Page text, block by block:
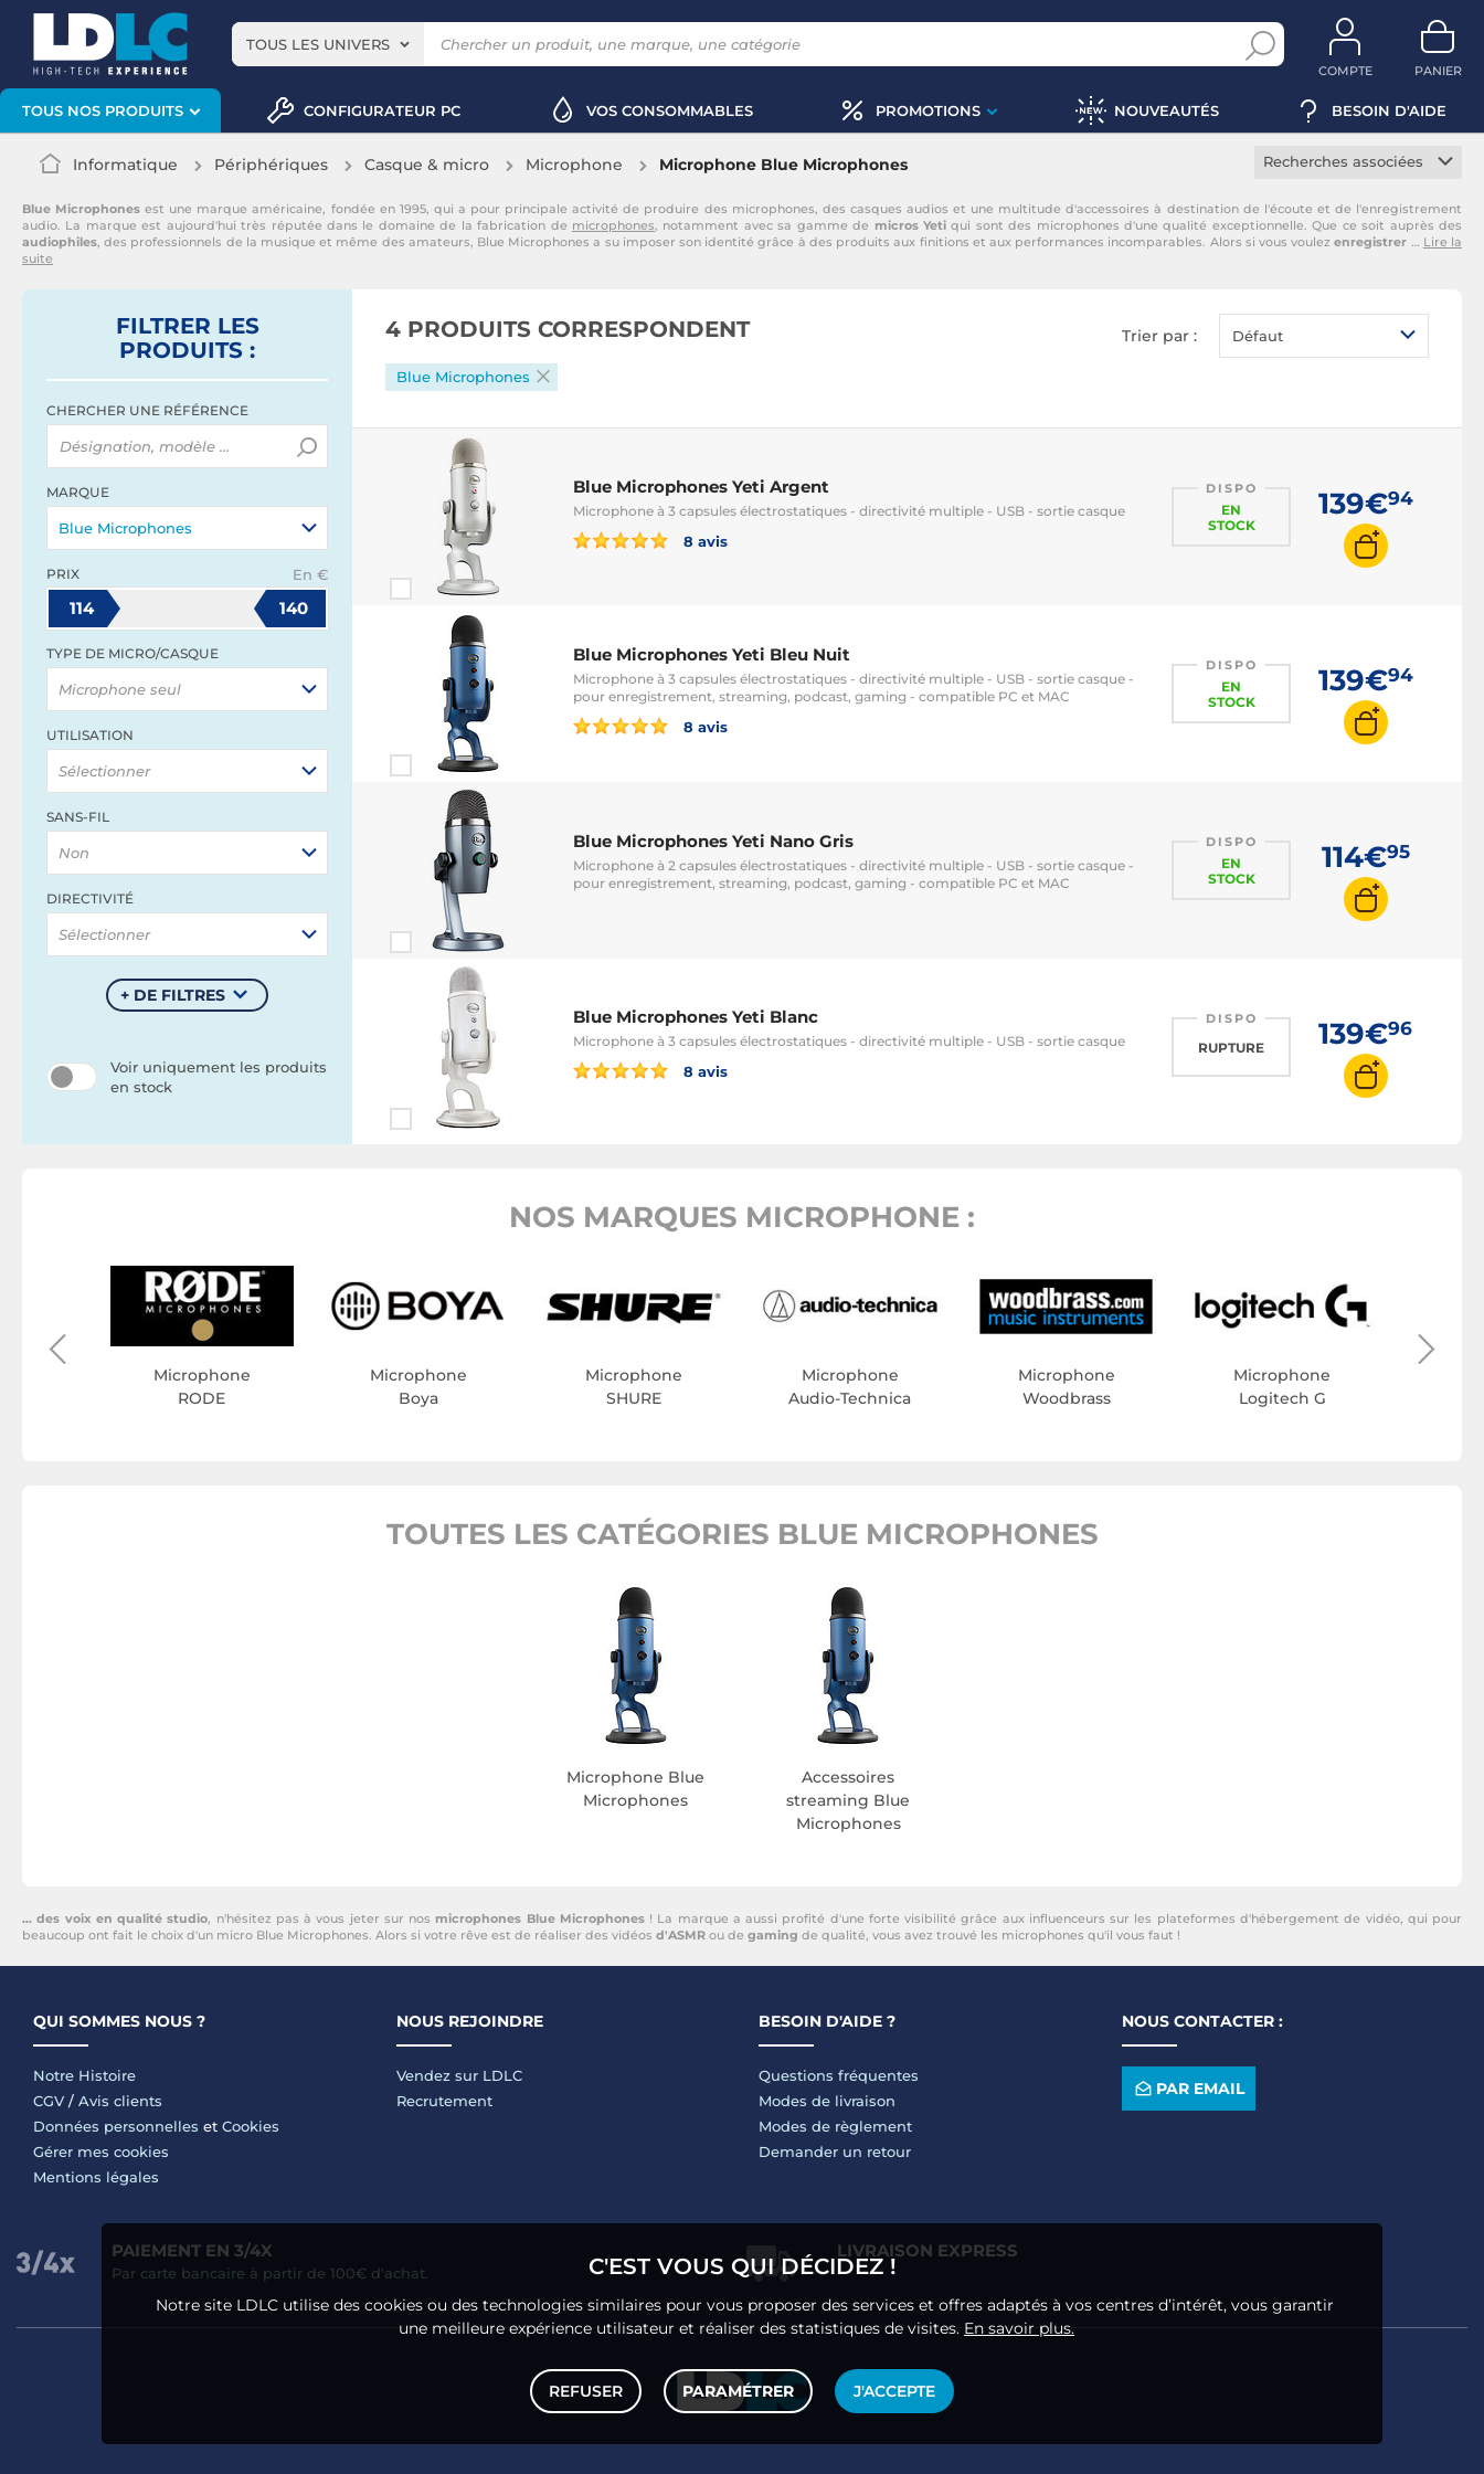
TOUS LES UNIVERS
COMPTE PANIER
TOUS NOS PRODUITS CONFIGURATEUR PC VOS CONSOMMABLES PROMOTIONS NOUVEAUTÉS BESOIN D'AIDE
Informatique Périphériques Casque & micro Microphone Microphone Blue Microphones
Recherches associées
Microphone Hifi
Blue Microphones est une marque américaine, fondée en 1995, qui a pour principale activité de produire des microphones, des casques audios et une multitude d'accessoires à destination de l'écoute et de l'enregistrement
audio. La marque est aujourd'hui très réputée dans le domaine de la fabrication de microphones, notamment avec sa gamme de micros Yetiqui sont des microphones d'une qualité exceptionnelle. Que ce soit auprès des
audiophiles, des professionnels de la musique et même des amateurs, Blue Microphones a su imposer son identité grâce à des produits aux finitions et aux performances incomparables. Alors si vous voulezenregistrer … Lire la
suite
FILTRER LES
PRODUITS :
CHERCHER UNE RÉFÉRENCE
MARQUE
Blue Microphones
PRIX En €
114 140
TYPE DE MICRO/CASQUE
Microphone seul
UTILISATION
Sélectionner
SANS-FIL
Non
DIRECTIVITÉ
Sélectionner
+ DE FILTRES
Voir uniquement les produits
en stock
4 PRODUITS CORRESPONDENT Trier par : Défaut
Blue Microphones
Blue Microphones Yeti Argent
Microphone à 3 capsules électrostatiques - directivité multiple - USB - sortie casque
8 avis
DISPO
EN
STOCK
139€94
Blue Microphones Yeti Bleu Nuit
Microphone à 3 capsules électrostatiques - directivité multiple - USB - sortie casque -
pour enregistrement, streaming, podcast, gaming - compatible PC et MAC
8 avis
DISPO
EN
STOCK
139€94
Blue Microphones Yeti Nano Gris
Microphone à 2 capsules électrostatiques - directivité multiple - USB - sortie casque -
pour enregistrement, streaming, podcast, gaming - compatible PC et MAC
DISPO
EN
STOCK
114€95
Blue Microphones Yeti Blanc
Microphone à 3 capsules électrostatiques - directivité multiple - USB - sortie casque
8 avis
DISPO
RUPTURE 139€96
NOS MARQUES MICROPHONE :
Microphone
RODE
Microphone
Boya
Microphone
SHURE
Microphone
Audio-Technica
Microphone
Woodbrass
Microphone
Logitech G
TOUTES LES CATÉGORIES BLUE MICROPHONES
Microphone Blue
Microphones
Accessoires
streaming Blue
Microphones
… des voix en qualité studio, n'hésitez pas à vous jeter sur nos microphones Blue Microphones! La marque a aussi profité d'une forte visibilité grâce aux influenceurs sur les plateformes d'hébergement de vidéo, qui pour
beaucoup ont fait le choix d'un micro Blue Microphones. Alors si votre rêve est de réaliser des vidéos d'ASMR ou de gaming de qualité, vous avez trouvé les microphones qu'il vous faut !
QUI SOMMES NOUS ?
Notre Histoire
CGV / Avis clients
Données personnelles et Cookies
Gérer mes cookies
Mentions légales
NOUS REJOINDRE
Vendez sur LDLC
Recrutement
BESOIN D'AIDE ?
Questions fréquentes
Modes de livraison
Modes de règlement
Demander un retour
NOUS CONTACTER :
PAR EMAIL
PAIEMENT EN 3/4X
Par carte bancaire à partir de 100€ d'achat.
LIVRAISON EXPRESS
C'EST VOUS QUI DÉCIDEZ !
Notre site LDLC utilise des cookies ou des technologies similaires pour vous proposer des services et offres adaptés à vos centres d’intérêt, vous garantir
une meilleure expérience utilisateur et réaliser des statistiques de visites. En savoir plus.
REFUSER PARAMÉTRER J'ACCEPTE